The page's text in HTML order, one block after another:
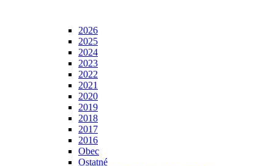
2026
2025
2024
2023
2022
2021
2020
2019
2018
2017
2016
Obec
Ostatné